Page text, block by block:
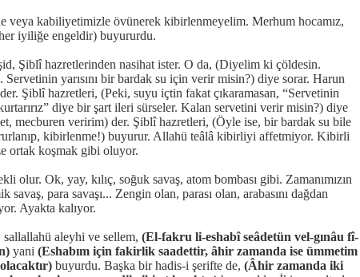
veya kabiliyetimizle övünerek kibirlenmeyelim. Merhum hocamız,
iyiliğe engeldir) buyururdu.
Şiblî hazretlerinden nasihat ister. O da, (Diyelim ki çöldesin.
Servetinin yarısını bir bardak su için verir misin?) diye sorar. Harun
Şiblî hazretleri, (Peki, suyu içtin fakat çıkaramasan, “Servetinin
diye bir şart ileri sürseler. Kalan servetini verir misin?) diye
mecburen veririm) der. Şiblî hazretleri, (Öyle ise, bir bardak su bile
kibirlenme!) buyurur. Allahü teâlâ kibirliyi affetmiyor. Kibirli
ortak koşmak gibi oluyor.
olur. Ok, yay, kılıç, soğuk savaş, atom bombası gibi. Zamanımızın
savaş, para savaşı... Zengin olan, parası olan, arabasını dağdan
Ayakta kalıyor.
aleyhi ve sellem, (El-fakru li-eshabî seâdetün vel-gınâu fî-
yani (Eshabım için fakirlik saadettir, âhir zamanda ise ümmetim
buyurdu. Başka bir hadis-i şerifte de, (Âhir zamanda iki